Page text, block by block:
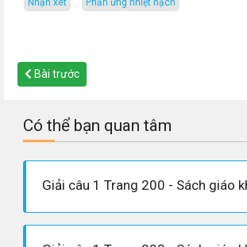
nhận xét phản ứng nhiệt hạch
Bài trước
Có thể bạn quan tâm